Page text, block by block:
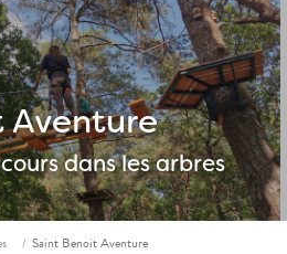
Aventure
dans les arbres
Saint Benoit Aventure